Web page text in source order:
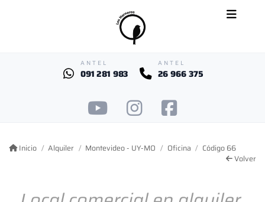
ANTEL
091 281 983
ANTEL
26 966 375
Inicio Alquiler Montevideo - UY-MO Oficina
Código 66
Volver